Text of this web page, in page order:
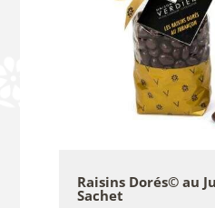
Raisins Dorés© au
Sachet